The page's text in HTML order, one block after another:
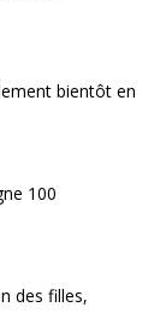
bientôt en
100
des filles,